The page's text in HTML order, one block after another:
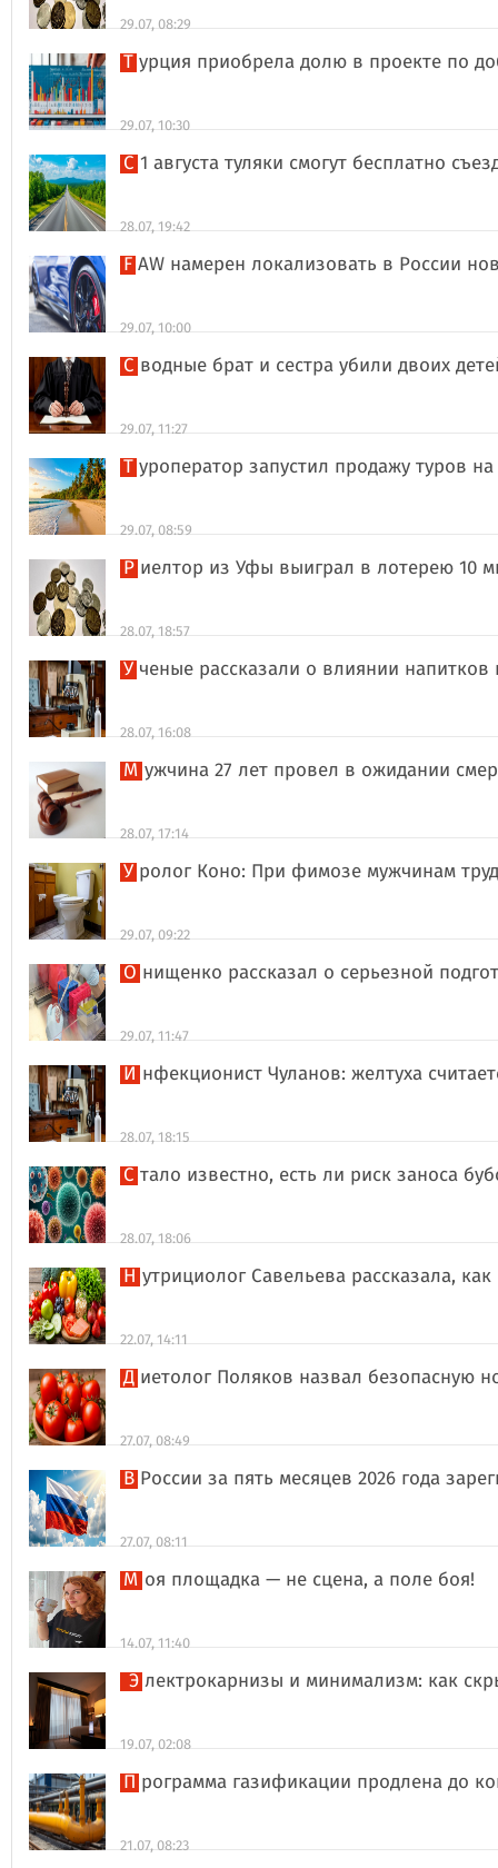
29.07, 08:29
Турция приобрела долю в проекте по
29.07, 10:30
С 1 августа туляки смогут бесплатно
28.07, 19:42
FAW намерен локализовать в России
29.07, 10:00
Сводные брат и сестра убили двоих
29.07, 11:27
Туроператор запустил продажу туров
29.07, 08:59
Риелтор из Уфы выиграл в лотерею 10
28.07, 18:57
Ученые рассказали о влиянии
28.07, 16:08
Мужчина 27 лет провел в ожидании
28.07, 17:14
Уролог Коно: При фимозе мужчинам
29.07, 09:22
Онищенко рассказал о серьезной
29.07, 11:47
Инфекционист Чуланов: желтуха
28.07, 18:15
Стало известно, есть ли риск заноса
28.07, 18:06
Нутрициолог Савельева рассказала,
22.07, 14:11
Диетолог Поляков назвал безопасную
27.07, 08:49
В России за пять месяцев 2026 года
27.07, 08:11
Моя площадка — не сцена, а поле боя!
14.07, 11:40
Электрокарнизы и минимализм: как
19.07, 02:08
Программа газификации продлена до
21.07, 08:23